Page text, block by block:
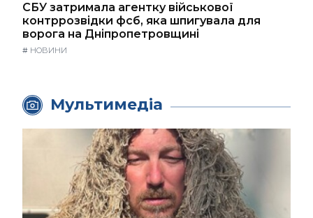
СБУ затримала агентку військової
контррозвідки фсб, яка шпигувала для
ворога на Дніпропетровщині
# НОВИНИ
Мультимедіа